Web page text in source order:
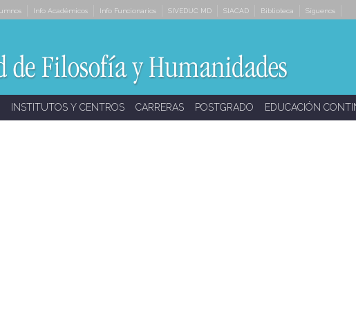
Info Académicos Info Funcionarios SIVEDUC MD SIACAD Biblioteca Síguenos
INSTITUTOS Y CENTROS CARRERAS POSTGRADO EDUCACIÓN